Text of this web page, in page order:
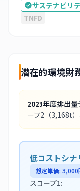
サステナビリ
TNFD
潜在的環境財
2023年度排出量
ープ2 （3,168t）
低コストシナ
想定単価: 3,000
スコープ1: